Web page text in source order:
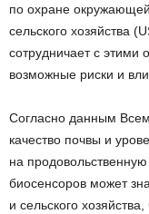
по охране
сельского хозяйства
сотрудничает с этими
возможные риски и
Согласно данным
качество почвы и
на
биосенсоров может
и сельского